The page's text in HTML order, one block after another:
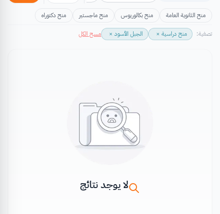
منح الثانوية العامة منح بكالوريوس منح ماجستير منح دكتوراه
تصفية: منح دراسية × الجبل الأسود × مسح الكل
لا يوجد نتائج